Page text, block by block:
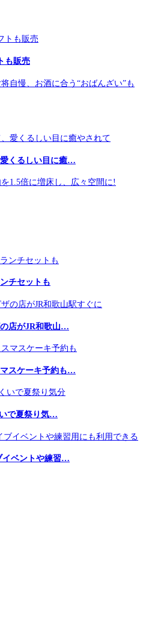
も販売
くるしい目に癒…
チセットも
店がJR和歌山…
スケーキ予約も…
で夏祭り気…
イベントや練習…